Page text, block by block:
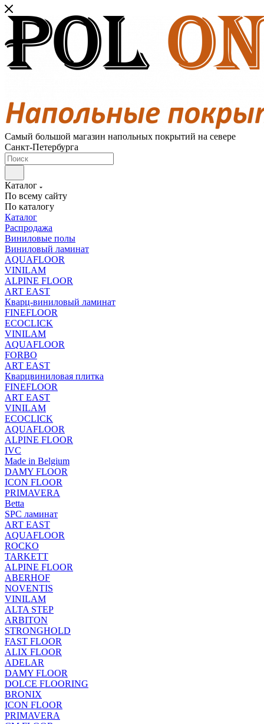
Самый большой магазин напольных покрытий на севере
Санкт-Петербурга
Каталог
По всему сайту
По каталогу
Каталог
Распродажа
Виниловые полы
Виниловый ламинат
AQUAFLOOR
VINILAM
ALPINE FLOOR
ART EAST
Кварц-виниловый ламинат
FINEFLOOR
ECOCLICK
VINILAM
AQUAFLOOR
FORBO
ART EAST
Кварцвиниловая плитка
FINEFLOOR
ART EAST
VINILAM
ECOCLICK
AQUAFLOOR
ALPINE FLOOR
IVC
Made in Belgium
DAMY FLOOR
ICON FLOOR
PRIMAVERA
Betta
SPC ламинат
ART EAST
AQUAFLOOR
ROCKO
TARKETT
ALPINE FLOOR
ABERHOF
NOVENTIS
VINILAM
ALTA STEP
ARBITON
STRONGHOLD
FAST FLOOR
ALIX FLOOR
ADELAR
DAMY FLOOR
DOLCE FLOORING
BRONIX
ICON FLOOR
PRIMAVERA